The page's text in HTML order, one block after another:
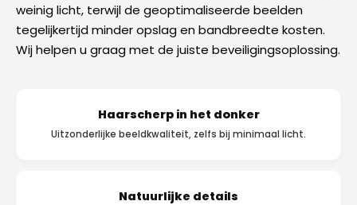
weinig licht, terwijl de geoptimaliseerde beelden
tegelijkertijd minder opslag en bandbreedte kosten.
Wij helpen u graag met de juiste beveiligingsoplossing.
Haarscherp in het donker
Uitzonderlijke beeldkwaliteit, zelfs bij minimaal licht.
Natuurlijke details